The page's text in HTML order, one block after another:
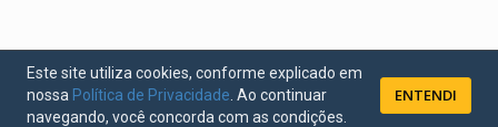
Este site utiliza cookies, conforme explicado em
nossa Política de Privacidade . Ao continuar
navegando, você concorda com as condições.
ENTENDI